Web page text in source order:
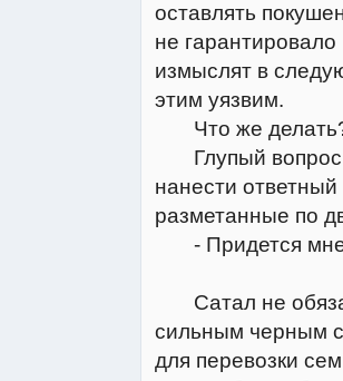
оставлять
не
измыслят в
этим уязвим.
Что же
Глупый вопрос!
нанести
разметанные по
- Придется мне
Сатал не
сильным черным
для перевозки